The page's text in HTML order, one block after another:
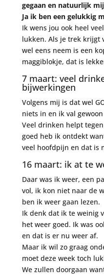
gegaan en natuurlijk
Ja ik ben een gelukkig
Ik wens jou ook heel
lukken. Als je trek krijgt
wel eens neem is een
maggiblokje, dat is
7 maart: veel
bijwerkingen
Volgens mij is dat wel
niets in en ik val
Veel drinken helpt
goed heb ik ontdekt
veel hoofdpijn en dat is
16 maart: ik at te
Daar was ik weer, een
vol, ik kon niet naar de
ben ik weer gaan lezen.
Ik denk dat ik te weinig
het weer goed. Ik was
en dat is er nu weer af.
Maar ik wil zo graag
moet deze week toch
We zullen doorgaan